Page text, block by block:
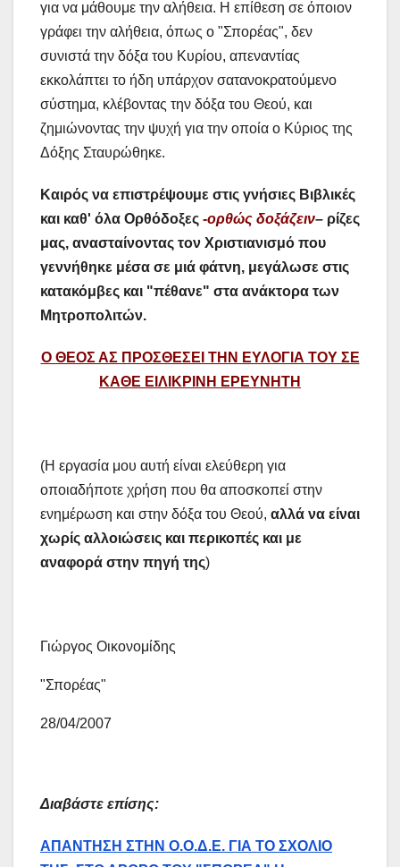
για να μάθουμε την αλήθεια. Η επίθεση σε όποιον
γράφει την αλήθεια, όπως ο "Σπορέας", δεν
συνιστά την δόξα του Κυρίου, απεναντίας
εκκολάπτει το ήδη υπάρχον σατανοκρατούμενο
σύστημα, κλέβοντας την δόξα του Θεού, και
ζημιώνοντας την ψυχή για την οποία ο Κύριος της
Δόξης Σταυρώθηκε.
Καιρός να επιστρέψουμε στις γνήσιες Βιβλικές
και καθ' όλα Ορθόδοξες -ορθώς δοξάζειν– ρίζες
μας, ανασταίνοντας τον Χριστιανισμό που
γεννήθηκε μέσα σε μιά φάτνη, μεγάλωσε στις
κατακόμβες και "πέθανε" στα ανάκτορα των
Μητροπολιτών.
Ο ΘΕΟΣ ΑΣ ΠΡΟΣΘΕΣΕΙ ΤΗΝ ΕΥΛΟΓΙΑ ΤΟΥ ΣΕ
ΚΑΘΕ ΕΙΛΙΚΡΙΝΗ ΕΡΕΥΝΗΤΗ
(Η εργασία μου αυτή είναι ελεύθερη για
οποιαδήποτε χρήση που θα αποσκοπεί στην
ενημέρωση και στην δόξα του Θεού, αλλά να είναι
χωρίς αλλοιώσεις και περικοπές και με
αναφορά στην πηγή της)
Γιώργος Οικονομίδης
"Σπορέας"
28/04/2007
Διαβάστε επίσης:
ΑΠΑΝΤΗΣΗ ΣΤΗΝ Ο.Ο.Δ.Ε. ΓΙΑ ΤΟ ΣΧΟΛΙΟ